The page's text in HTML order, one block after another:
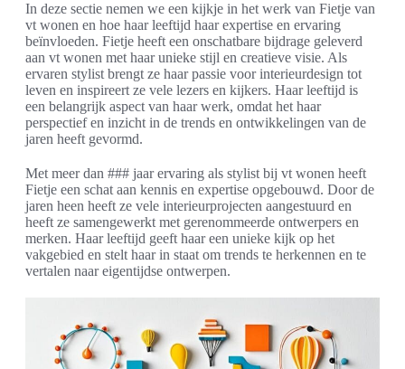
In deze sectie nemen we een kijkje in het werk van Fietje van
vt wonen en hoe haar leeftijd haar expertise en ervaring
beïnvloeden. Fietje heeft een onschatbare bijdrage geleverd
aan vt wonen met haar unieke stijl en creatieve visie. Als
ervaren stylist brengt ze haar passie voor interieurdesign tot
leven en inspireert ze vele lezers en kijkers. Haar leeftijd is
een belangrijk aspect van haar werk, omdat het haar
perspectief en inzicht in de trends en ontwikkelingen van de
jaren heeft gevormd.
Met meer dan ### jaar ervaring als stylist bij vt wonen heeft
Fietje een schat aan kennis en expertise opgebouwd. Door de
jaren heen heeft ze vele interieurprojecten aangestuurd en
heeft ze samengewerkt met gerenommeerde ontwerpers en
merken. Haar leeftijd geeft haar een unieke kijk op het
vakgebied en stelt haar in staat om trends te herkennen en te
vertalen naar eigentijdse ontwerpen.